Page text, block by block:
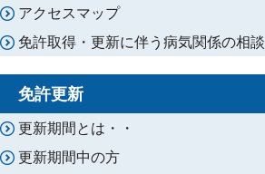
アクセスマップ
免許取得・更新に伴う病気関係の相談
免許更新
更新期間とは・・
更新期間中の方